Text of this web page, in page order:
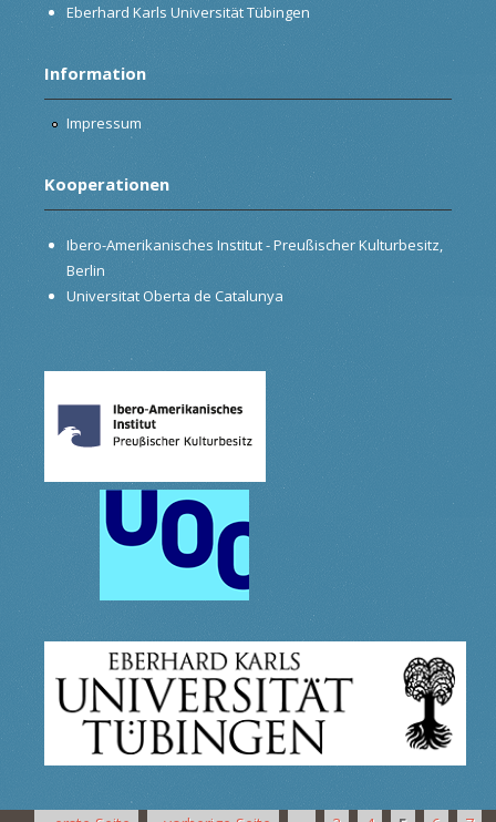
Eberhard Karls Universität Tübingen
Information
Impressum
Kooperationen
Ibero-Amerikanisches Institut - Preußischer Kulturbesitz,
Berlin
Universitat Oberta de Catalunya